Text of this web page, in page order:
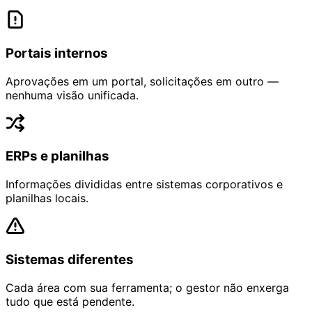
Portais internos
Aprovações em um portal, solicitações em outro —
nenhuma visão unificada.
ERPs e planilhas
Informações divididas entre sistemas corporativos e
planilhas locais.
Sistemas diferentes
Cada área com sua ferramenta; o gestor não enxerga
tudo que está pendente.